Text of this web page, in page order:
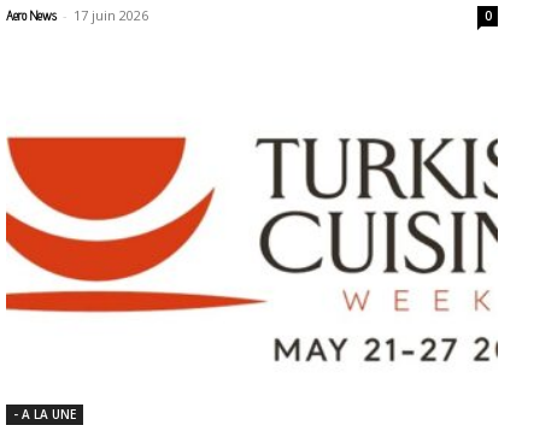
Aero News - 17 juin 2026 0
- A LA UNE